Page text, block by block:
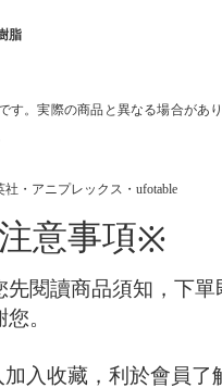
脂
す。実際の商品と異なる場合があ
・アニプレックス・ufotable
意事項※
先閱讀商品須知，下單
。
入收藏，利於會員了